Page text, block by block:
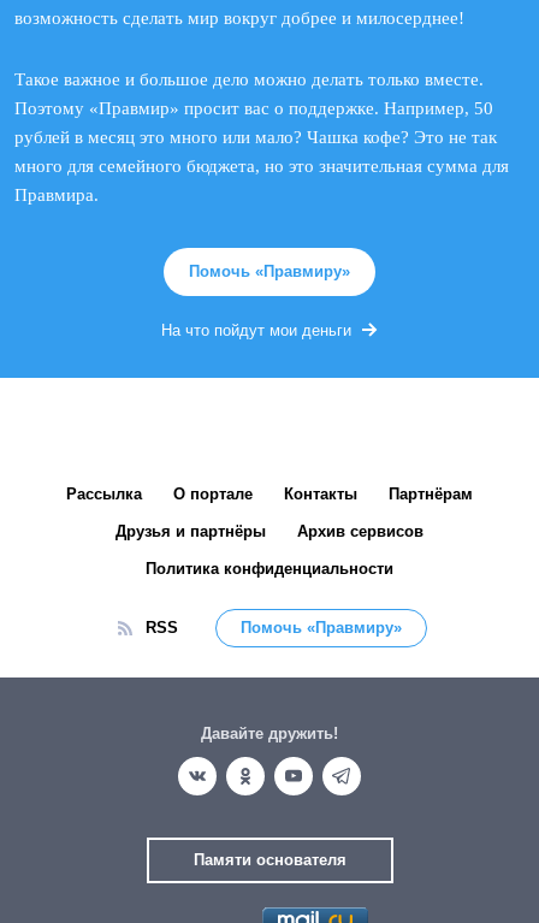
возможность сделать мир вокруг добрее и милосерднее!
Такое важное и большое дело можно делать только вместе.
Поэтому «Правмир» просит вас о поддержке. Например, 50
рублей в месяц это много или мало? Чашка кофе? Это не так
много для семейного бюджета, но это значительная сумма для
Правмира.
Помочь «Правмиру»
На что пойдут мои деньги
Рассылка О портале Контакты Партнёрам
Друзья и партнёры Архив сервисов
Политика конфиденциальности
RSS Помочь «Правмиру»
Давайте дружить!
Памяти основателя